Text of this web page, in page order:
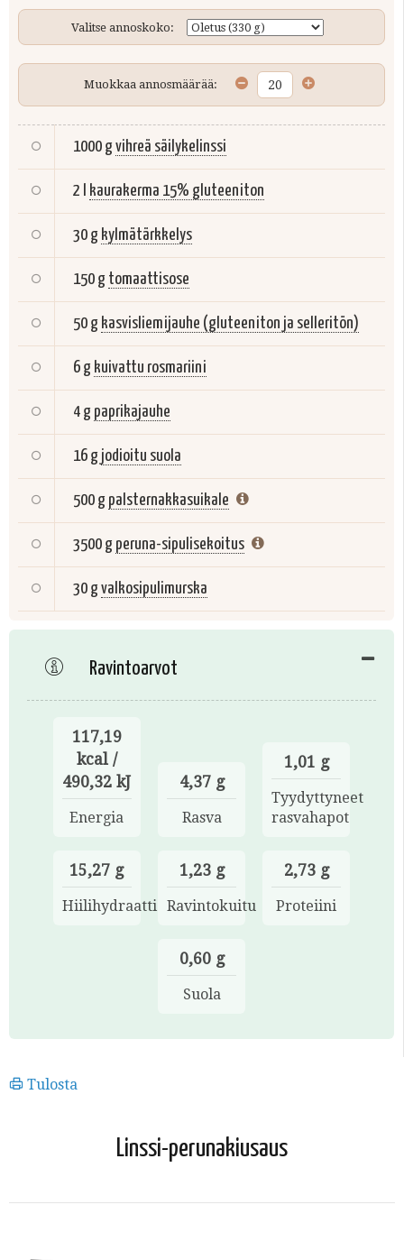
Valitse annoskoko:
Muokkaa annosmäärää:
1000 gvihreä säilykelinssi
2 l kaurakerma 15% gluteeniton
30 g kylmätärkkelys
150 g tomaattisose
50 g kasvisliemijauhe (gluteeniton ja selleritön)
6 g kuivattu rosmariini
4 g paprikajauhe
16 g jodioitu suola
500 g palsternakkasuikale
3500 g peruna-sipulisekoitus
30 gvalkosipulimurska
Ravintoarvot
117,19
kcal /
490,32 kJ
Energia
4,37 g
Rasva
1,01 g
Tyydyttyneet
rasvahapot
15,27 g
Hiilihydraatti
1,23 g
Ravintokuitu
2,73 g
Proteiini
0,60 g
Suola
Tulosta
Linssi-perunakiusaus